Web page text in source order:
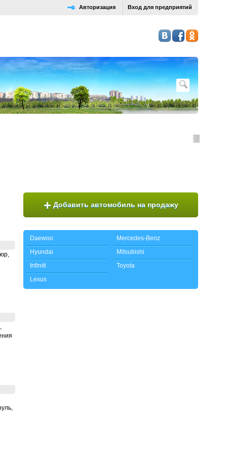
Вход для предприятий
Авторизация
+ Добавить автомобиль на продажу
Daewoo
Hyundai
Infiniti
Lexus
Mercedes-Benz
Mitsubishi
Toyota